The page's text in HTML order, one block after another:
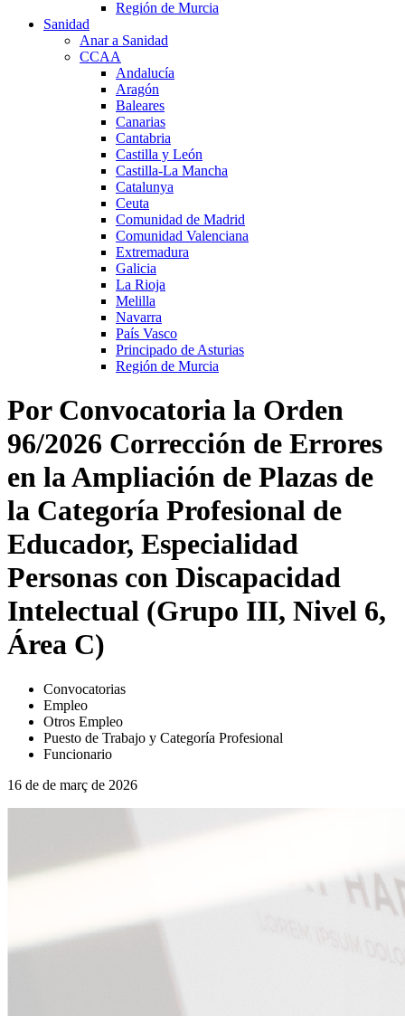
Región de Murcia
Sanidad
Anar a Sanidad
CCAA
Andalucía
Aragón
Baleares
Canarias
Cantabria
Castilla y León
Castilla-La Mancha
Catalunya
Ceuta
Comunidad de Madrid
Comunidad Valenciana
Extremadura
Galicia
La Rioja
Melilla
Navarra
País Vasco
Principado de Asturias
Región de Murcia
Por Convocatoria la Orden
96/2026 Corrección de Errores
en la Ampliación de Plazas de
la Categoría Profesional de
Educador, Especialidad
Personas con Discapacidad
Intelectual (Grupo III, Nivel 6,
Área C)
Convocatorias
Empleo
Otros Empleo
Puesto de Trabajo y Categoría Profesional
Funcionario
16 de de març de 2026